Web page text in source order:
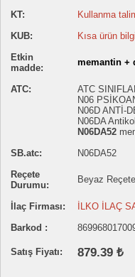
KT:
Kullanma
KUB:
Kısa ürün
Etkin
madde:
memantin +
ATC:
ATC
N06
N06D ANTİ-
N06DA
N06DA52
SB.atc:
N06DA52
Reçete
Durumu:
Beyaz
İlaç Firması:
İLKO İLAÇ
Barkod :
Satış Fiyatı: 879.39 ₺